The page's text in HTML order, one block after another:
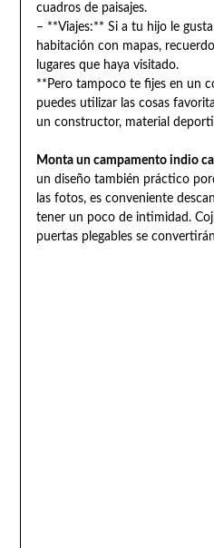
cuadros de paisajes.
– **Viajes:** Si a tu hijo le
habitación con mapas,
lugares que haya visitado.
**Pero tampoco te fijes en un
puedes utilizar las cosas
un constructor, material
Monta un campamento indio
un diseño también práctico
las fotos, es conveniente
tener un poco de intimidad.
puertas plegables se